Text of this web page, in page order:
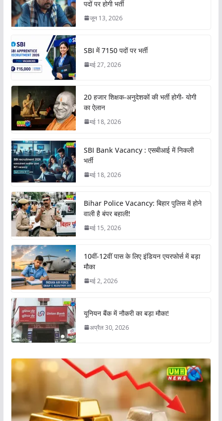
पदों पर होगी भर्ती
जून 13, 2026
SBI में 7150 पदों पर भर्ती
मई 27, 2026
20 हजार शिक्षक-अनुदेशकों की भर्ती होगी- योगी
का ऐलान
मई 18, 2026
SBI Bank Vacancy : एसबीआई में निकली
भर्ती
मई 18, 2026
Bihar Police Vacancy: बिहार पुलिस में होने
वाली है बंपर बहाली!
मई 15, 2026
10वीं-12वीं पास के लिए इंडियन एयरफोर्स में बड़ा
मौका
मई 2, 2026
यूनियन बैंक में नौकरी का बड़ा मौका!
अप्रैल 30, 2026